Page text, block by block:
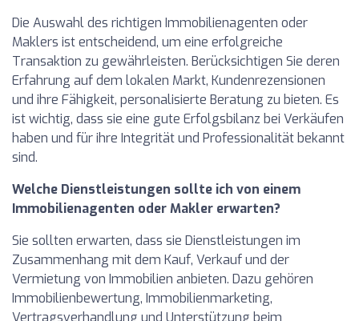
Die Auswahl des richtigen Immobilienagenten oder
Maklers ist entscheidend, um eine erfolgreiche
Transaktion zu gewährleisten. Berücksichtigen Sie deren
Erfahrung auf dem lokalen Markt, Kundenrezensionen
und ihre Fähigkeit, personalisierte Beratung zu bieten. Es
ist wichtig, dass sie eine gute Erfolgsbilanz bei Verkäufen
haben und für ihre Integrität und Professionalität bekannt
sind.
Welche Dienstleistungen sollte ich von einem
Immobilienagenten oder Makler erwarten?
Sie sollten erwarten, dass sie Dienstleistungen im
Zusammenhang mit dem Kauf, Verkauf und der
Vermietung von Immobilien anbieten. Dazu gehören
Immobilienbewertung, Immobilienmarketing,
Vertragsverhandlung und Unterstützung beim